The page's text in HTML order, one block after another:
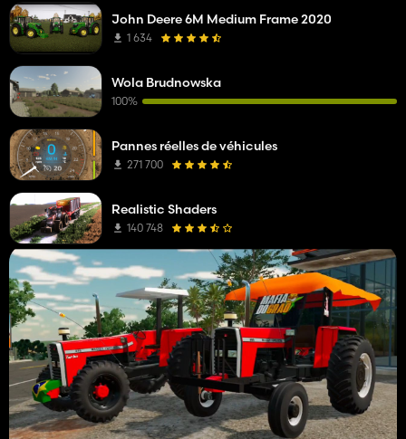
John Deere 6M Medium Frame 2020
1 634
Wola Brudnowska
100%
Pannes réelles de véhicules
271 700
Realistic Shaders
140 748